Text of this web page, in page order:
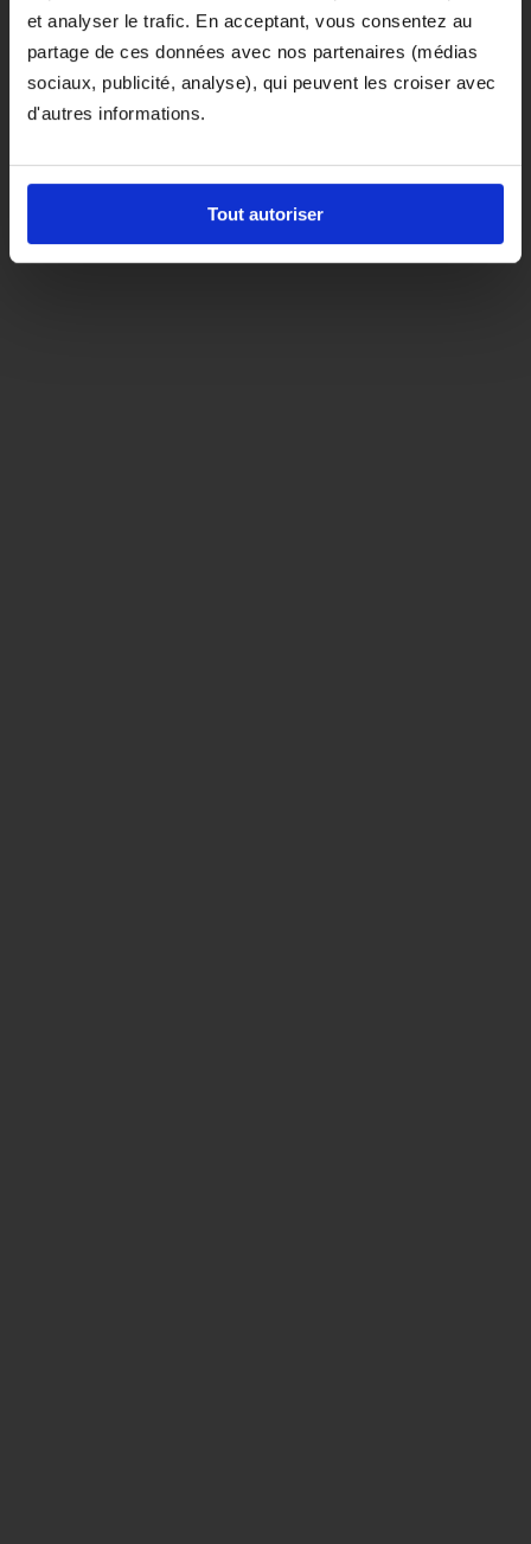
et analyser le trafic. En acceptant, vous consentez au
partage de ces données avec nos partenaires (médias
sociaux, publicité, analyse), qui peuvent les croiser avec
d'autres informations.
Tout autoriser
D'ici là, si vous souhaitez le coloris noir,
orientez-vous vers la matière "indispensable"